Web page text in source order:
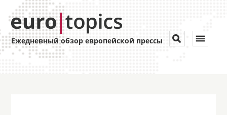
Ежедневный обзор европейской прессы Toggle

